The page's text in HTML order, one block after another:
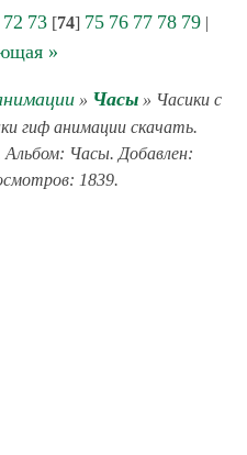
72 73[74] 75 76 77 78 79|
»
» Часы» Часики с
гиф анимации скачать.
Альбом: Часы. Добавлен:
1839.